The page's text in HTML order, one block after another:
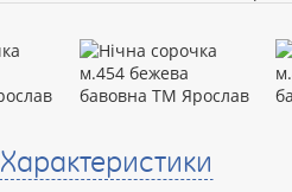
Характеристики